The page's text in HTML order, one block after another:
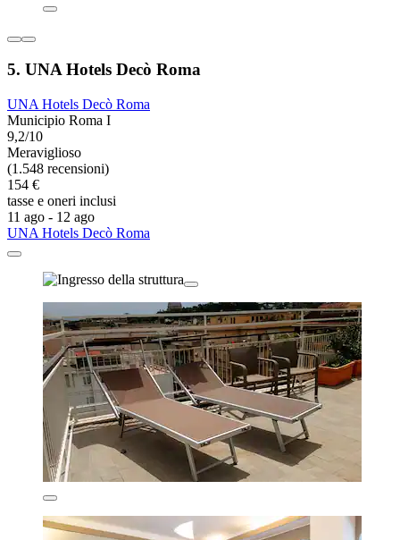
5. UNA Hotels Decò Roma
UNA Hotels Decò Roma
Municipio Roma I
9,2/10
Meraviglioso
(1.548 recensioni)
154 €
tasse e oneri inclusi
11 ago - 12 ago
UNA Hotels Decò Roma